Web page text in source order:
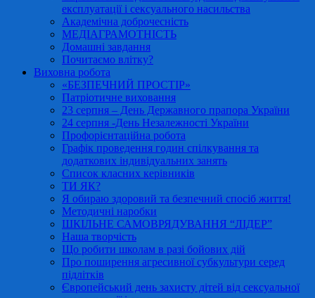
експлуатації і сексуального насильства
Академічна доброчесність
МЕДІАГРАМОТНІСТЬ
Домашні завдання
Почитаємо влітку?
Виховна робота
«БЕЗПЕЧНИЙ ПРОСТІР»
Патріотичне виховання
23 серпня – День Державного прапора України
24 серпня -День Незалежності України
Профорієнтаційна робота
Графік проведення годин спілкування та
додаткових індивідуальних занять
Список класних керівників
ТИ ЯК?
Я обираю здоровий та безпечний спосіб життя!
Методичні наробки
ШКІЛЬНЕ САМОВРЯДУВАННЯ “ЛІДЕР”
Наша творчість
Що робити школам в разі бойових дій
Про поширення агресивної субкультури серед
підлітків
Європейський день захисту дітей від сексуальної